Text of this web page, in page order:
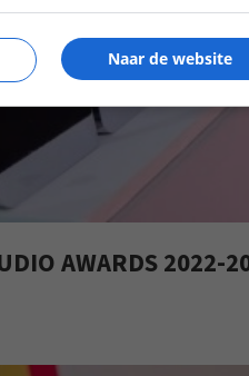
AWARDS 2022-
Naar de website